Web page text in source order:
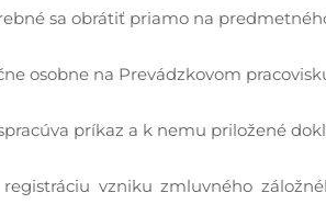
sa obrátiť priamo na
osobne na Prevádzkovom
príkaz a k nemu priložené
vzniku zmluvného